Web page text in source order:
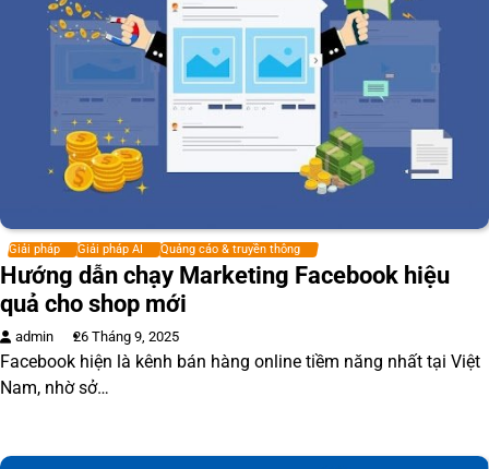
Giải pháp Giải pháp AI Quảng cáo & truyền thông
Hướng dẫn chạy Marketing Facebook hiệu
quả cho shop mới
admin 26 Tháng 9, 2025
Facebook hiện là kênh bán hàng online tiềm năng nhất tại Việt
Nam, nhờ sở…